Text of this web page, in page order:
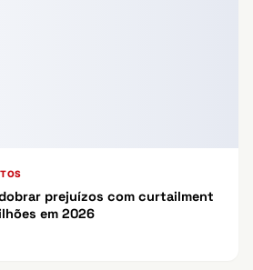
prejuízos com curtailment
em 2026